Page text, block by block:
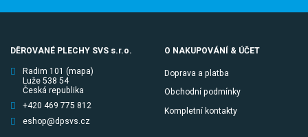
DĚROVANÉ PLECHY SVS s.r.o.
Radim 101 (mapa)
Luže 538 54
Česká republika
+420 469 775 812
eshop@dpsvs.cz
O NAKUPOVÁNÍ & ÚČET
Doprava a platba
Obchodní podmínky
Kompletní kontakty